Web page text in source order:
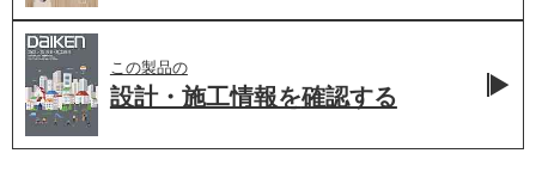
この製品の
設計・施工情報を確認する